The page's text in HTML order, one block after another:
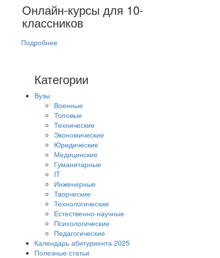
Онлайн-курсы для 10-
классников
Подробнее
Категории
Вузы
Военные
Топовые
Технические
Экономические
Юридические
Медицинские
Гуманитарные
IT
Инженерные
Творческие
Технологические
Естественно-научные
Психологические
Педагогические
Календарь абитуриента 2025
Полезные статьи